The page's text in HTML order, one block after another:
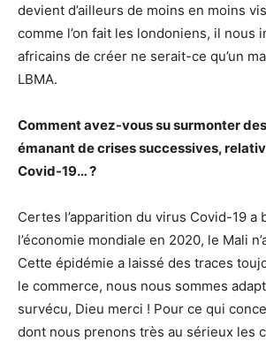
devient d’ailleurs de moins en moins
comme l’on fait les londoniens, il nous
africains de créer ne serait-ce qu’un
LBMA.
Comment avez-vous su surmonter
émanant de crises successives,
Covid-19… ?
Certes l’apparition du virus Covid-19 a
l’économie mondiale en 2020, le Mali
Cette épidémie a laissé des traces
le commerce, nous nous sommes
survécu, Dieu merci ! Pour ce qui
dont nous prenons très au sérieux les